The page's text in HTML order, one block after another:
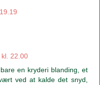
22.00
en kryderi blanding, et
ved at kalde det snyd,